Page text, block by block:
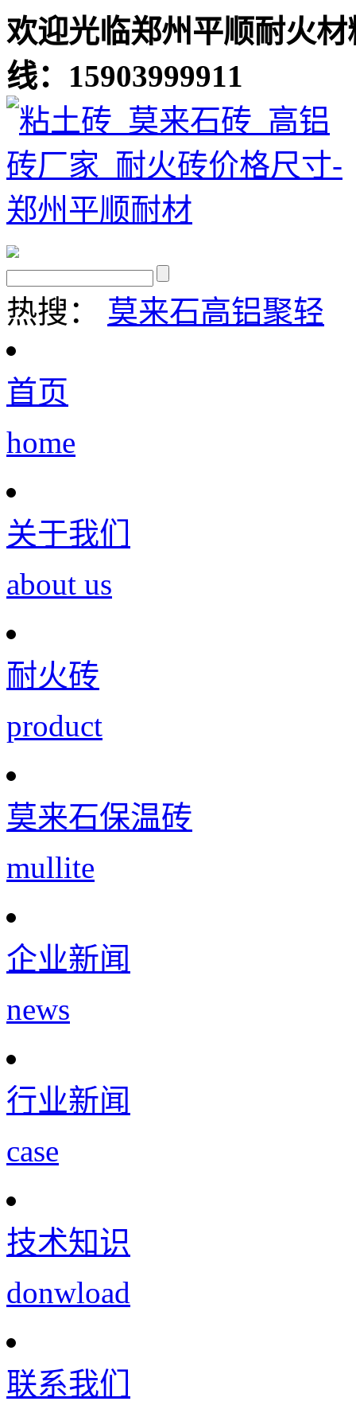
欢迎光临郑州平顺耐火
线：15903999911
热搜： 莫来石高铝聚轻
首页
home
关于我们
about us
耐火砖
product
莫来石保温砖
mullite
企业新闻
news
行业新闻
case
技术知识
donwload
联系我们